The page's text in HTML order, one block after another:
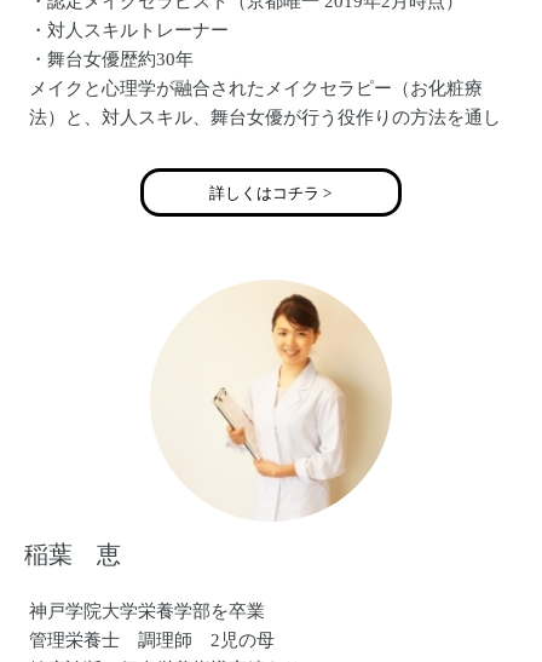
・対人スキルトレーナー
・舞台女優歴約30年
メイクと心理学が融合されたメイクセラピー（お化粧療
法）と、対人スキル、舞台女優が行う役作りの方法を通し
「あなたが主役の人生の脚本を描く！」というオリジナル
のメソッドをお届けしています。
詳しくはコチラ >
稲葉 恵
神戸学院大学栄養学部を卒業
管理栄養士 調理師 2児の母